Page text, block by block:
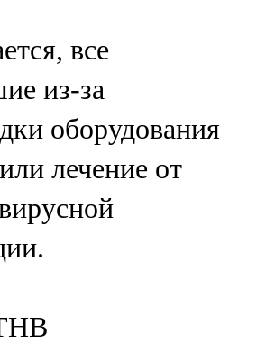
все
из-за
оборудования
лечение от